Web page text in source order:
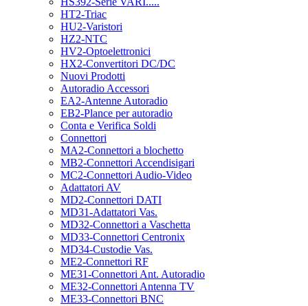
HT2-Triac
HU2-Varistori
HZ2-NTC
HV2-Optoelettronici
HX2-Convertitori DC/DC
Nuovi Prodotti
Autoradio Accessori
EA2-Antenne Autoradio
EB2-Plance per autoradio
Conta e Verifica Soldi
Connettori
MA2-Connettori a blochetto
MB2-Connettori Accendisigari
MC2-Connettori Audio-Video
Adattatori AV
MD2-Connettori DATI
MD31-Adattatori Vas.
MD32-Connettori a Vaschetta
MD33-Connettori Centronix
MD34-Custodie Vas.
ME2-Connettori RF
ME31-Connettori Ant. Autoradio
ME32-Connettori Antenna TV
ME33-Connettori BNC